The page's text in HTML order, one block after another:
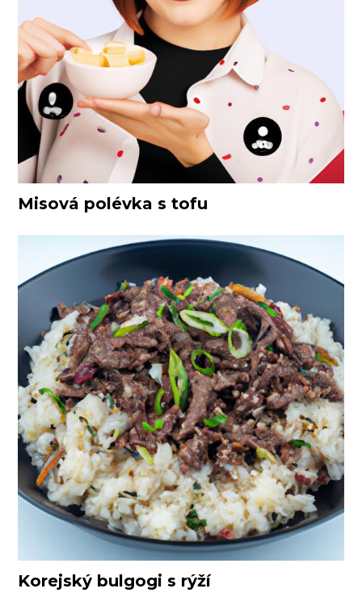
Misová polévka s tofu
Korejský bulgogi s rýží